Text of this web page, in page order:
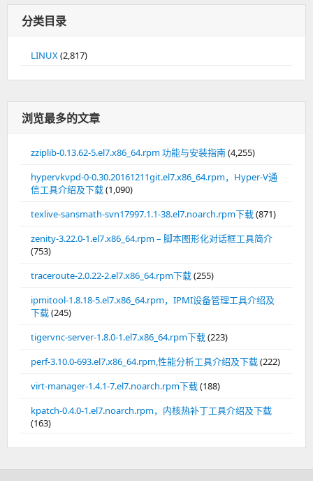
分类目录
LINUX(2,817)
浏览最多的文章
zziplib-0.13.62-5.el7.x86_64.rpm 功能与安装指南(4,255)
hypervkvpd-0-0.30.20161211git.el7.x86_64.rpm，Hyper-V通
信工具介绍及下载(1,090)
texlive-sansmath-svn17997.1.1-38.el7.noarch.rpm下载(871)
zenity-3.22.0-1.el7.x86_64.rpm – 脚本图形化对话框工具简介
(753)
traceroute-2.0.22-2.el7.x86_64.rpm下载(255)
ipmitool-1.8.18-5.el7.x86_64.rpm，IPMI设备管理工具介绍及
下载(245)
tigervnc-server-1.8.0-1.el7.x86_64.rpm下载(223)
perf-3.10.0-693.el7.x86_64.rpm,性能分析工具介绍及下载(222)
virt-manager-1.4.1-7.el7.noarch.rpm下载(188)
kpatch-0.4.0-1.el7.noarch.rpm，内核热补丁工具介绍及下载
(163)